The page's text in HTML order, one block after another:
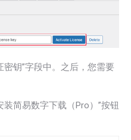
钥”字段中。之后，您需要
简易数字下载（Pro）”按钮